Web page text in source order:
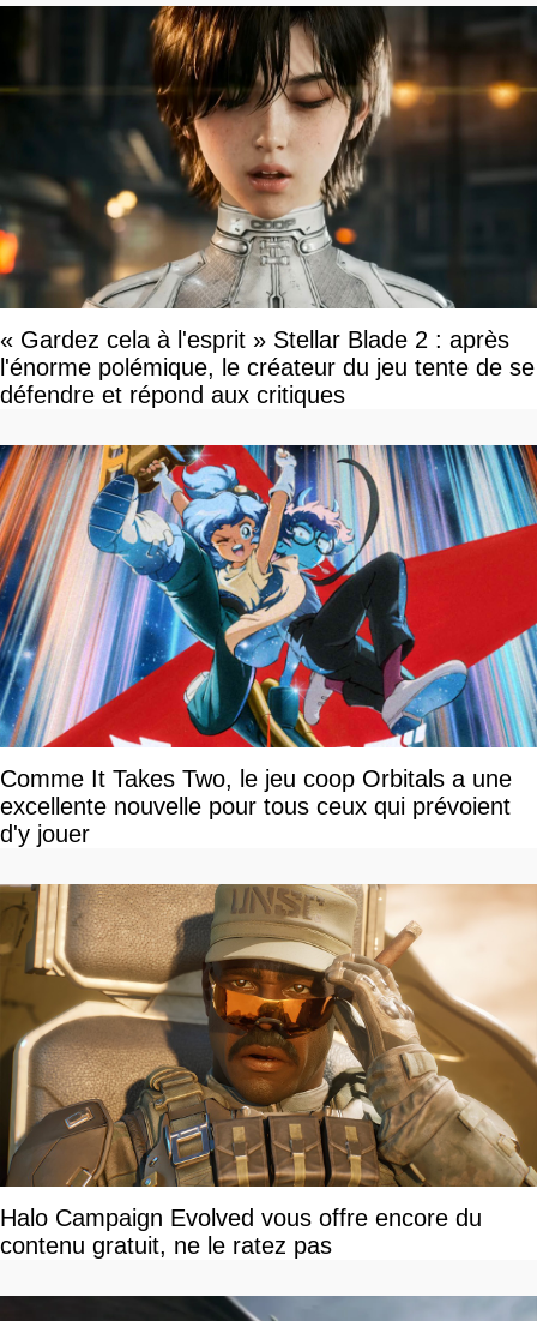
« Gardez cela à l'esprit » Stellar Blade 2 : après
l'énorme polémique, le créateur du jeu tente de se
défendre et répond aux critiques
Comme It Takes Two, le jeu coop Orbitals a une
excellente nouvelle pour tous ceux qui prévoient
d'y jouer
Halo Campaign Evolved vous offre encore du
contenu gratuit, ne le ratez pas